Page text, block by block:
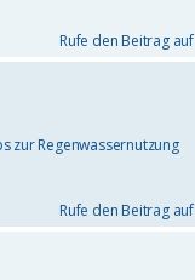
Rufe den Beitrag auf
zur Regenwassernutzung
Rufe den Beitrag auf